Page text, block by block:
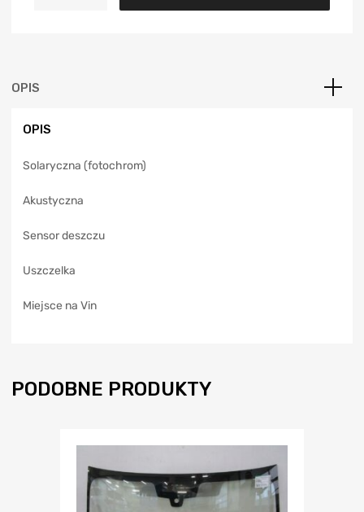
a
OPIS
OPIS
Solaryczna (fotochrom)
Akustyczna
Sensor deszczu
Uszczelka
Miejsce na Vin
PODOBNE PRODUKTY